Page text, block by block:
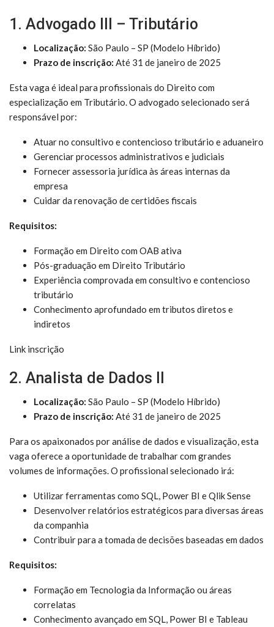
1. Advogado III – Tributário
Localização: São Paulo – SP (Modelo Híbrido)
Prazo de inscrição: Até 31 de janeiro de 2025
Esta vaga é ideal para profissionais do Direito com
especialização em Tributário. O advogado selecionado será
responsável por:
Atuar no consultivo e contencioso tributário e aduaneiro
Gerenciar processos administrativos e judiciais
Fornecer assessoria jurídica às áreas internas da
empresa
Cuidar da renovação de certidões fiscais
Requisitos:
Formação em Direito com OAB ativa
Pós-graduação em Direito Tributário
Experiência comprovada em consultivo e contencioso
tributário
Conhecimento aprofundado em tributos diretos e
indiretos
Link inscrição
2. Analista de Dados II
Localização: São Paulo – SP (Modelo Híbrido)
Prazo de inscrição: Até 31 de janeiro de 2025
Para os apaixonados por análise de dados e visualização, esta
vaga oferece a oportunidade de trabalhar com grandes
volumes de informações. O profissional selecionado irá:
Utilizar ferramentas como SQL, Power BI e Qlik Sense
Desenvolver relatórios estratégicos para diversas áreas
da companhia
Contribuir para a tomada de decisões baseadas em dados
Requisitos:
Formação em Tecnologia da Informação ou áreas
correlatas
Conhecimento avançado em SQL, Power BI e Tableau